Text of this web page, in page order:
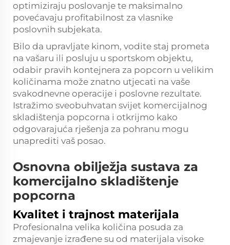
optimiziraju poslovanje te maksimalno
povećavaju profitabilnost za vlasnike
poslovnih subjekata.
Bilo da upravljate kinom, vodite staj prometa
na vašaru ili posluju u sportskom objektu,
odabir pravih kontejnera za popcorn u velikim
količinama može znatno utjecati na vaše
svakodnevne operacije i poslovne rezultate.
Istražimo sveobuhvatan svijet komercijalnog
skladištenja popcorna i otkrijmo kako
odgovarajuća rješenja za pohranu mogu
unaprediti vaš posao.
Osnovna obilježja sustava za
komercijalno skladištenje
popcorna
Kvalitet i trajnost materijala
Profesionalna velika količina posuda za
zmajevanje izrađene su od materijala visoke